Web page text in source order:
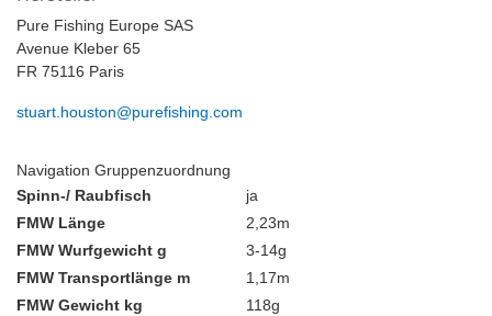
Pure Fishing Europe SAS
Avenue Kleber 65
FR 75116 Paris
stuart.houston@purefishing.com
Navigation Gruppenzuordnung
Spinn-/ Raubfisch
ja
FMW Länge
2,23m
FMW Wurfgewicht g
3-14g
FMW Transportlänge m
1,17m
FMW Gewicht kg
118g